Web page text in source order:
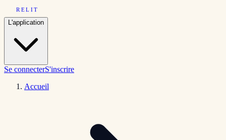
RELIT
L'application
Se connecterS'inscrire
Accueil